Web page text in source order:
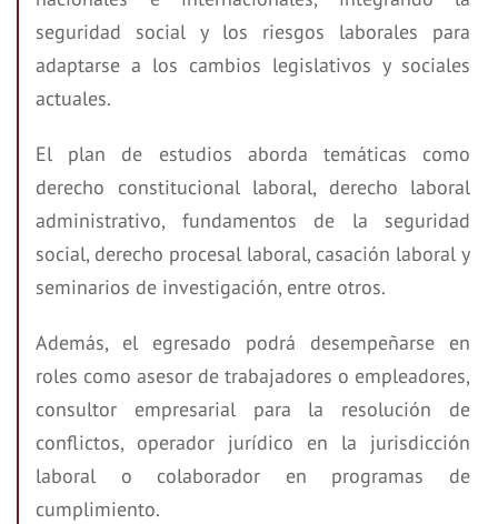
seguridad social y los riesgos laborales para
adaptarse a los cambios legislativos y sociales
actuales.
El plan de estudios aborda temáticas como
derecho constitucional laboral, derecho laboral
administrativo, fundamentos de la seguridad
social, derecho procesal laboral, casación laboral y
seminarios de investigación, entre otros.
Además, el egresado podrá desempeñarse en
roles como asesor de trabajadores o empleadores,
consultor empresarial para la resolución de
conflictos, operador jurídico en la jurisdicción
laboral o colaborador en programas de
cumplimiento.